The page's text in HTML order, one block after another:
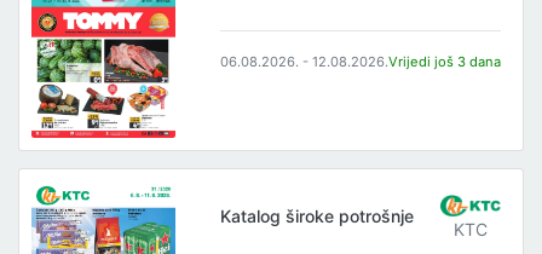
06.08.2026. - 12.08.2026.Vrijedi još 3 dana
Katalog široke potrošnje
KTC